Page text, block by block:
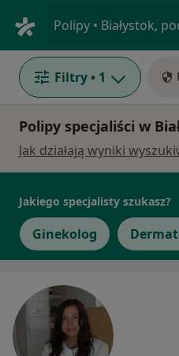
Polipy • Białystok,
Filtry • 1
Polipy specjaliści w
Jak działają wyniki
Jakiego specjalisty szukasz?
Ginekolog